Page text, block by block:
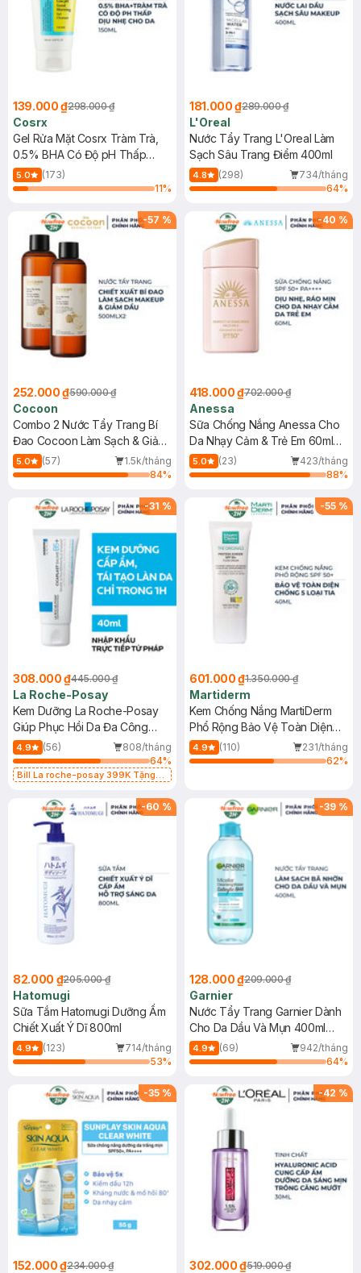
139.000 ₫298.000 ₫
Cosrx
Gel Rửa Mặt Cosrx Tràm Trà,
0.5% BHA Có Độ pH Thấp
150ml
5.0
(173)
11%
181.000 ₫289.000 ₫
L'Oreal
Nước Tẩy Trang L'Oreal Làm
Sạch Sâu Trang Điểm 400ml
4.8 (298)
734/tháng
64%
-57 %
252.000 ₫590.000 ₫
Cocoon
Combo 2 Nước Tẩy Trang Bí
Đao Cocoon Làm Sạch & Giảm
Dầu 500ml
5.0 (57)
1.5k/tháng
84%
-40 %
418.000 ₫702.000 ₫
Anessa
Sữa Chống Nắng Anessa Cho
Da Nhạy Cảm & Trẻ Em 60ml
(Mới)
5.0 (23)
423/tháng
88%
-31 %
308.000 ₫445.000 ₫
La Roche-Posay
Kem Dưỡng La Roche-Posay
Giúp Phục Hồi Da Đa Công
Dụng 40ml
4.9 (56)
808/tháng
64%
Bill La roche-posay 399K Tặng
(SL có hạn)
-55 %
601.000 ₫1.350.000 ₫
Martiderm
Kem Chống Nắng MartiDerm
Phổ Rộng Bảo Vệ Toàn Diện
40ml
4.9 (110)
231/tháng
62%
-60 %
82.000 ₫205.000 ₫
Hatomugi
Sữa Tắm Hatomugi Dưỡng Ẩm
Chiết Xuất Ý Dĩ 800ml
4.9 (123)
714/tháng
53%
-39 %
128.000 ₫209.000 ₫
Garnier
Nước Tẩy Trang Garnier Dành
Cho Da Dầu Và Mụn 400ml
(Mới)
4.9 (69)
942/tháng
64%
-35 %
152.000 ₫234.000 ₫
-42 %
302.000 ₫519.000 ₫